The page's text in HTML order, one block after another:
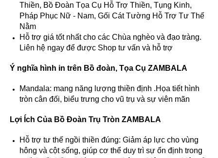
Thiền, Bồ Đoàn Tọa Cụ Hỗ Trợ Thiền, Tụng Kinh,
Pháp Phục Nữ - Nam, Gối Cát Tường Hỗ Trợ Tư Thế
Nằm
Hỗ trợ giá tốt nhất cho các Chùa nghèo và đạo tràng.
Liên hệ ngay để được Shop tư vấn và hỗ trợ
Ý nghĩa hình in trên Bồ đoàn, Tọa Cụ ZAMBALA
Mandala: mang năng lượng thiền định .Họa tiết hình
tròn cân đối, biểu trưng cho vũ trụ và sự viên mãn
Lợi Ích Của Bồ Đoàn Trụ Tròn ZAMBALA
Hỗ trợ tư thế ngồi thiền đúng: Giảm áp lực cho vùng
hông và cột sống, giúp cơ thể duy trì sự ổn định trong